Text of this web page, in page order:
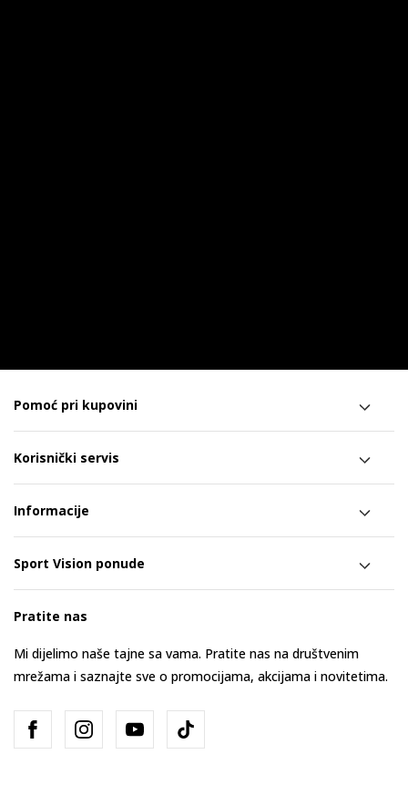
Pomoć pri kupovini
Korisnički servis
Informacije
Sport Vision ponude
Pratite nas
Mi dijelimo naše tajne sa vama. Pratite nas na društvenim
mrežama i saznajte sve o promocijama, akcijama i novitetima.